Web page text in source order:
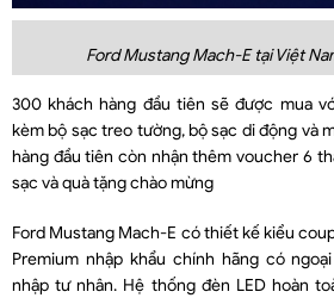
Ford Mustang Mach-E tại Việt
300 khách hàng đầu tiên sẽ được mua
kèm bộ sạc treo tường, bộ sạc di động và
hàng đầu tiên còn nhận thêm voucher 6
sạc và quà tặng chào mừng
Ford Mustang Mach-E có thiết kế kiểu
Premium nhập khẩu chính hãng có
nhập tư nhân. Hệ thống đèn LED hoàn